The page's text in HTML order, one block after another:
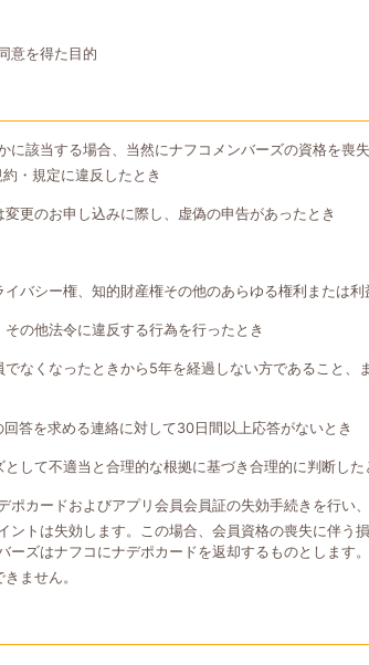
意を得た目的
該当する場合、当然にナフコメンバーズの資格を喪失
・規定に違反したとき
更のお申し込みに際し、虚偽の申告があったとき
イバシー権、知的財産権その他のあらゆる権利または
の他法令に違反する行為を行ったとき
でなくなったときから5年を経過しない方であること
答を求める連絡に対して30日間以上応答がないとき
して不適当と合理的な根拠に基づき合理的に判断した
カードおよびアプリ会員会員証の失効手続きを行い
ントは失効します。この場合、会員資格の喪失に伴
ズはナフコにナデポカードを返却するものとします。
ません。